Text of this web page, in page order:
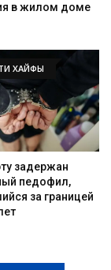
Искать
в жилом доме
ХАЙФЫ
задержан
педофил,
за границей